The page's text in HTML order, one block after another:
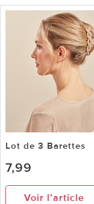
Lot de 3 Barettes
7,99
Voir l’article